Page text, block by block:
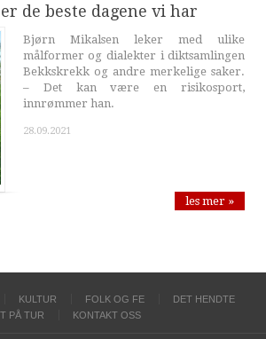
de beste dagene vi har
Bjørn Mikalsen leker med ulike
målformer og dialekter i diktsamlingen
Bekkskrekk og andre merkelige saker.
– Det kan være en risikosport,
innrømmer han.
28.09.2021
les mer »
KULTUR FOLK OG FE
DET HENDTE
PÅ TUR KONTAKT OSS